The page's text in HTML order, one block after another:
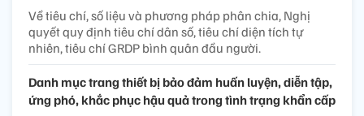
Về tiêu chí, số liệu và phương pháp phân chia, Nghị
quyết quy định tiêu chí dân số, tiêu chí diện tích tự
nhiên, tiêu chí GRDP bình quân đầu người.
Danh mục trang thiết bị bảo đảm huấn luyện, diễn tập,
ứng phó, khắc phục hậu quả trong tình trạng khẩn cấp